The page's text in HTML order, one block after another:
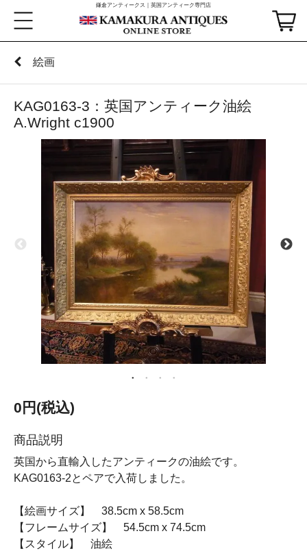
鎌倉アンティークス｜英国アンティーク専門店
絵画
KAG0163-3：英国アンティーク油絵
A.Wright c1900
0円(税込)
商品説明
英国から直輸入したアンティークの油絵です。
KAG0163-2とペアで入荷しました。
【絵画サイズ】 38.5cm x 58.5cm
【フレームサイズ】 54.5cm x 74.5cm
【スタイル】 油絵